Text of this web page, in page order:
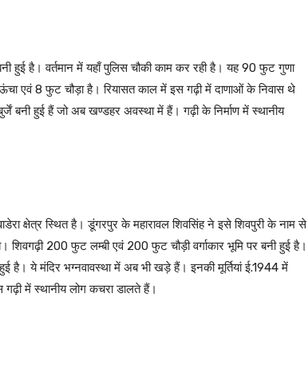
हुई है। वर्तमान में यहाँ पुलिस चौकी काम कर रही है। यह 90 फुट गुणा
एवं 8 फुट चौड़ा है। रियासत काल में इस गढ़ी में दाणाओं के निवास थे
बनी हुई हैं जो अब खण्डहर अवस्था में हैं। गढ़ी के निर्माण में स्थानीय
क्षेत्र स्थित है। डूंगरपुर के महारावल शिवसिंह ने इसे शिवपुरी के नाम से
शिवगढ़ी 200 फुट लम्बी एवं 200 फुट चौड़ी वर्गाकार भूमि पर बनी हुई है।
ये मंदिर भग्नवावस्था में अब भी खड़े हैं। इनकी मूर्तियां ई.1944 में
गढ़ी में स्थानीय लोग कचरा डालते हैं।